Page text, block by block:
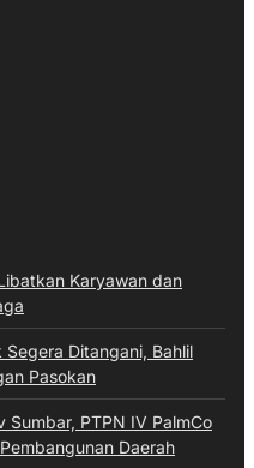
Karyawan dan
Ditangani, Bahlil
Pasokan
PTPN IV PalmCo
Daerah